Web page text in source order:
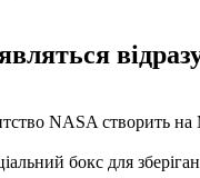
NASA створить
бокс для